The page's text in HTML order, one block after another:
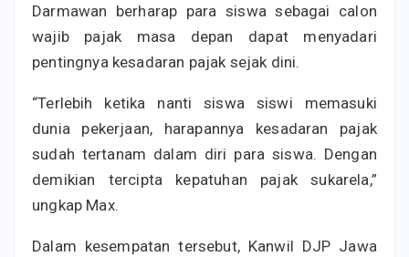
Darmawan berharap para siswa sebagai calon
wajib pajak masa depan dapat menyadari
pentingnya kesadaran pajak sejak dini.
“Terlebih ketika nanti siswa siswi memasuki
dunia pekerjaan, harapannya kesadaran pajak
sudah tertanam dalam diri para siswa. Dengan
demikian tercipta kepatuhan pajak sukarela,”
ungkap Max.
Dalam kesempatan tersebut, Kanwil DJP Jawa